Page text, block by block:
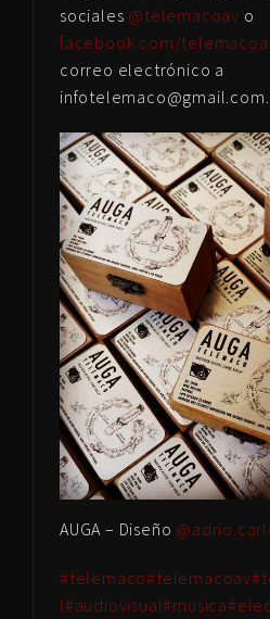
sociales @telemacoav o
facebook.com/
correo electrónico a
infotelemaco@gmail.com.
AUGA – Diseño
#telemaco#telemacoav
l#audiovisual#musica